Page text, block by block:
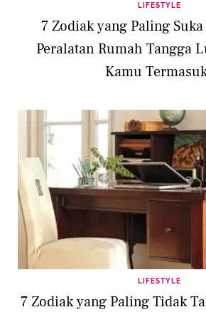
LIFESTYLE
7 Zodiak yang Paling
Peralatan Rumah Tangga
Kamu
LIFESTYLE
7 Zodiak yang Paling Tidak